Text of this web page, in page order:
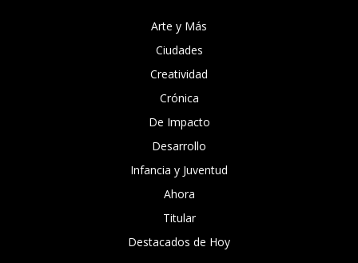
Arte y Más
Ciudades
Creatividad
Crónica
De Impacto
Desarrollo
Infancia y Juventud
Ahora
Titular
Destacados de Hoy